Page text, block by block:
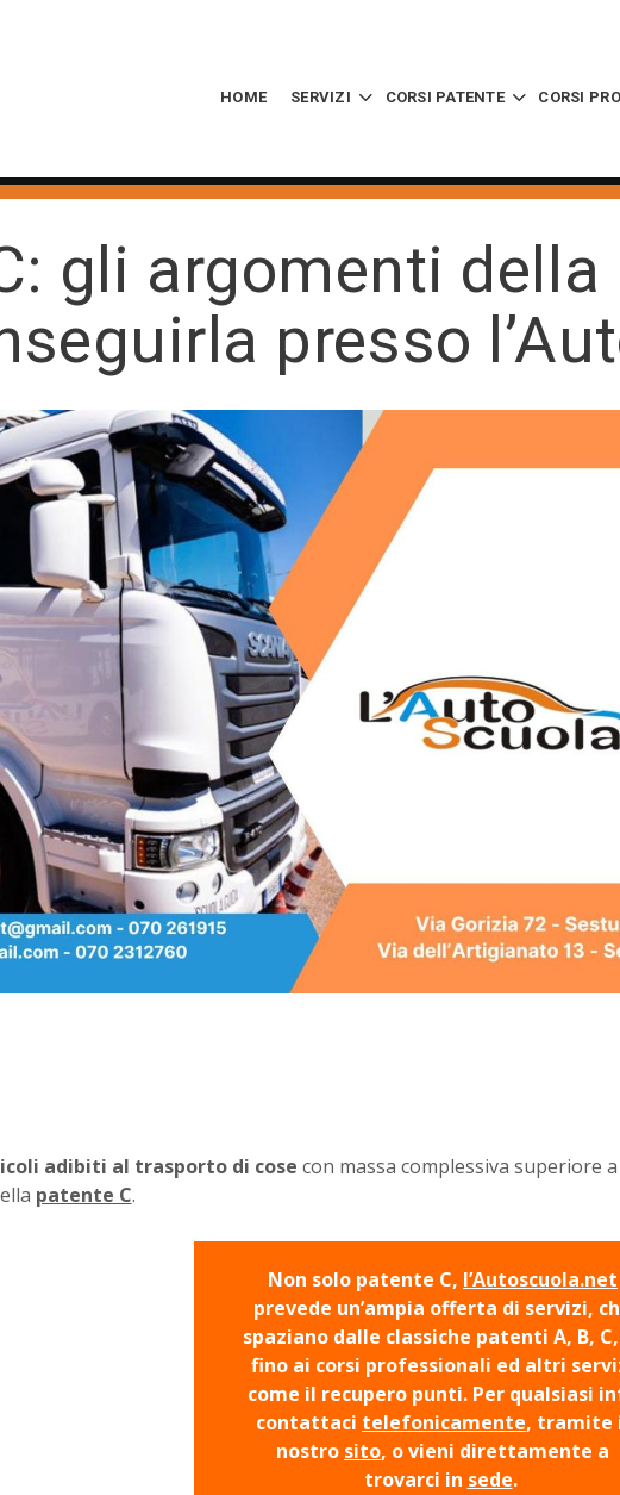
HOME SERVIZI CORSI PATENTE CORSI
gli argomenti
presso
adibiti al trasporto di cose con massa complessiva superiore a
patente C.
Non solo patente C, l’Autoscuola.net
prevede un’ampia offerta di servizi,
spaziano dalle classiche patenti A, B,
fino ai corsi professionali ed altri
come il recupero punti. Per qualsiasi
contattaci telefonicamente, tramite
nostro sito, o vieni direttamente a
trovarci in sede.